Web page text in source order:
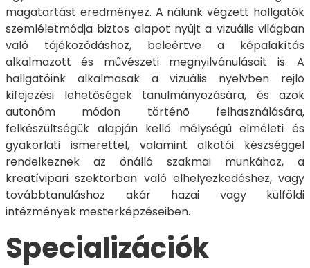
magatartást eredményez. A nálunk végzett hallgatók
szemléletmódja biztos alapot nyújt a vizuális világban
való tájékozódáshoz, beleértve a képalakítás
alkalmazott és mûvészeti megnyilvánulásait is. A
hallgatóink alkalmasak a vizuális nyelvben rejlõ
kifejezési lehetőségek tanulmányozására, és azok
autonóm módon történõ felhasználására,
felkészültségük alapján kellő mélységû elméleti és
gyakorlati ismerettel, valamint alkotói készséggel
rendelkeznek az önálló szakmai munkához, a
kreatívipari szektorban való elhelyezkedéshez, vagy
továbbtanuláshoz akár hazai vagy külföldi
intézmények mesterképzéseiben.
Specializációk